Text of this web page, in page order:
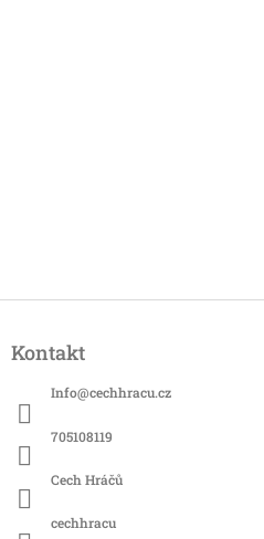
pKontakt
Info@cechhracu.cz
705108119
Cech Hráčů
cechhracu